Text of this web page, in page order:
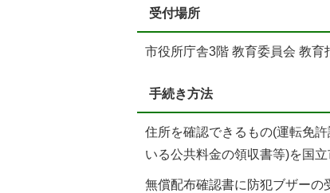
受付場所
市役所庁舎3階 教育委員会 教
手続き方法
住所を確認できるもの(運転免
いる公共料金の領収書等)を国
無償配布確認書に防犯ブザーの